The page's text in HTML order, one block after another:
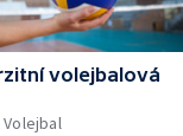
volejbalová
Volejbal